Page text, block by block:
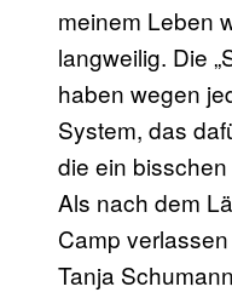
meinem Leben
langweilig. Die
haben wegen
System, das
die ein
Als nach dem
Camp
Tanja